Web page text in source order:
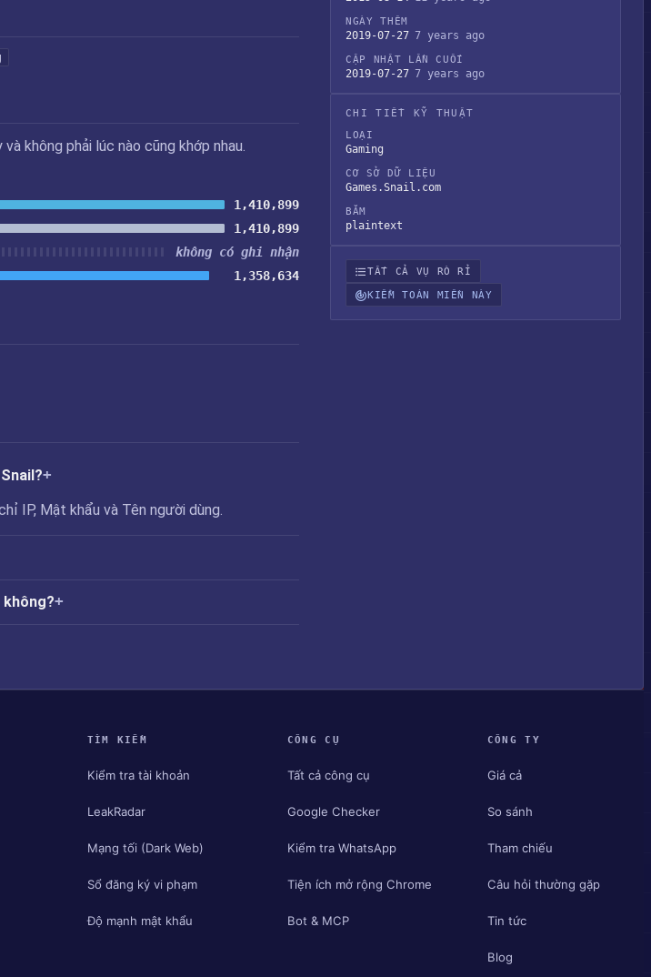
không phải lúc nào cũng khớp nhau.
1,410,899
1,410,899
không có ghi nhận
1,358,634
IP, Mật khẩu và Tên người dùng.
không?
NGÀY THÊM
2019-07-27 7 years ago
CẬP NHẬT LẦN CUỐI
2019-07-27 7 years ago
CHI TIẾT KỸ THUẬT
LOẠI
Gaming
CƠ SỞ DỮ LIỆU
Games.Snail.com
BĂM
plaintext
TẤT CẢ VỤ RÒ RỈ
KIỂM TOÁN MIỀN NÀY
TÌM KIẾM
Kiểm tra tài khoản
LeakRadar
Mạng tối (Dark Web)
Sổ đăng ký vi phạm
Độ mạnh mật khẩu
CÔNG CỤ
Tất cả công cụ
Google Checker
Kiểm tra WhatsApp
Tiện ích mở rộng Chrome
Bot & MCP
CÔNG TY
Giá cả
So sánh
Tham chiếu
Câu hỏi thường gặp
Tin tức
Blog